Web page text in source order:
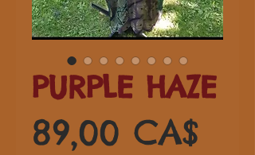
PURPLE HAZE
89,00 CA$